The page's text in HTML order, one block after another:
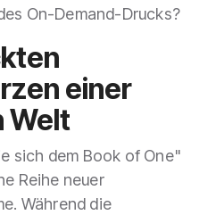
On-Demand-Drucks?
einer
Welt
sich dem Book of One"
Reihe neuer
Während die